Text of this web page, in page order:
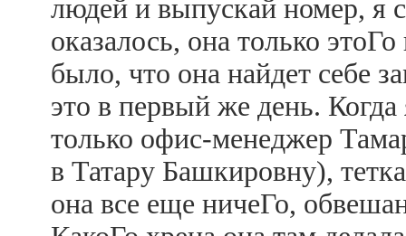
людей и выпускай номер, я
оказалось, она только
было, что она найдет себе
это в первый же день.
только офис-менеджер
в Татару Башкировну),
она все еще ничеГо,